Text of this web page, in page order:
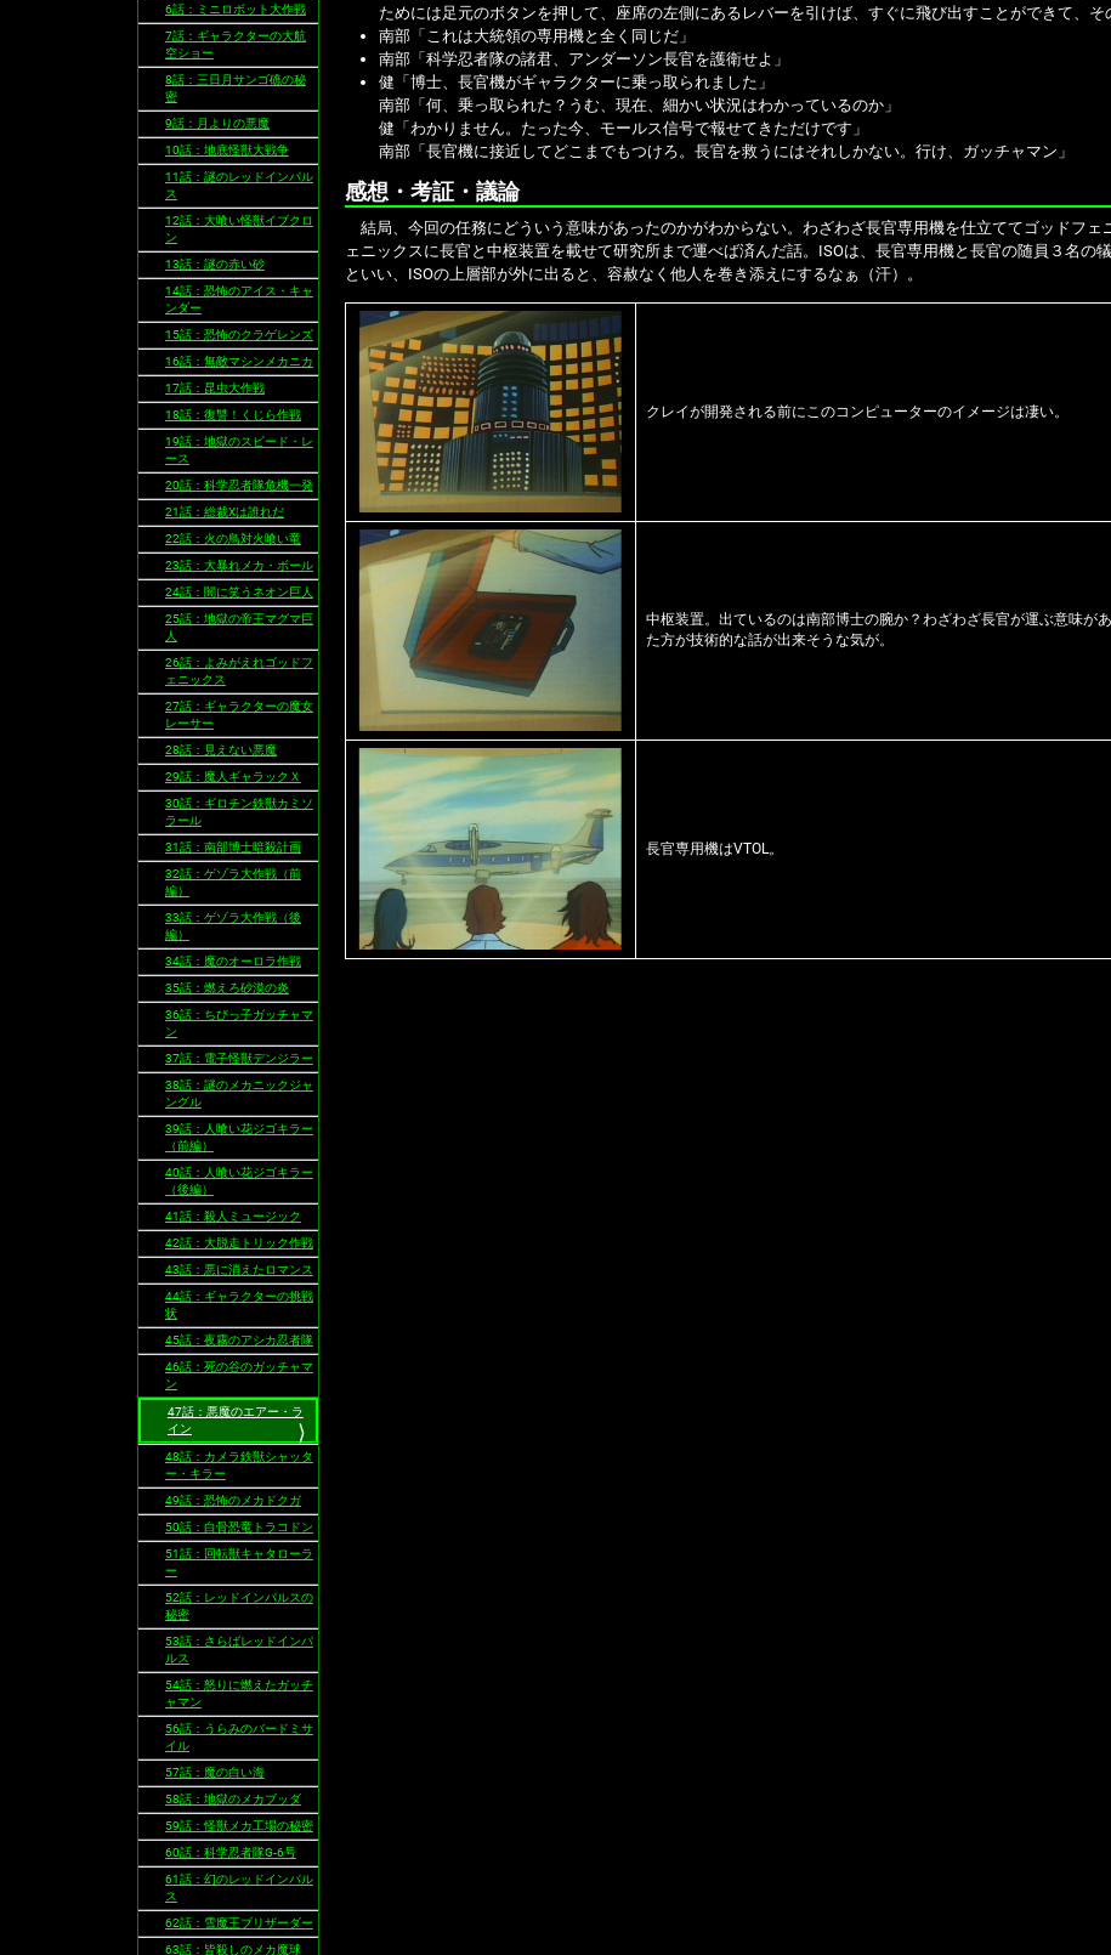
ためには足元のボタンを押して、座席の左側にあるレバーを引けば、すぐに飛び出すことができて、そ
南部「これは大統領の専用機と全く同じだ」
南部「科学忍者隊の諸君、アンダーソン長官を護衛せよ」
健「博士、長官機がギャラクターに乗っ取られました」
南部「何、乗っ取られた？うむ、現在、細かい状況はわかっているのか」
健「わかりません。たった今、モールス信号で報せてきただけです」
南部「長官機に接近してどこまでもつけろ。長官を救うにはそれしかない。行け、ガッチャマン」
感想・考証・議論
結局、今回の任務にどういう意味があったのかがわからない。わざわざ長官専用機を仕立ててゴッドフ
ェニックスに長官と中枢装置を載せて研究所まで運べば済んだ話。ISOは、長官専用機と長官の随員３名の
といい、ISOの上層部が外に出ると、容赦なく他人を巻き添えにするなぁ（汗）。
クレイが開発される前にこのコンピューターのイメージは凄い。
中枢装置。出ているのは南部博士の腕か？わざわざ長官が運ぶ意味が
た方が技術的な話が出来そうな気が。
長官専用機はVTOL。
6話：ミニロボット大作戦
7話：ギャラクターの大航
空ショー
8話：三日月サンゴ礁の秘
密
9話：月よりの悪魔
10話：地底怪獣大戦争
11話：謎のレッドインパル
ス
12話：大喰い怪獣イブクロ
ン
13話：謎の赤い砂
14話：恐怖のアイス・キャ
ンダー
15話：恐怖のクラゲレンズ
16話：無敵マシンメカニカ
17話：昆虫大作戦
18話：復讐！くじら作戦
19話：地獄のスピード・レ
ース
20話：科学忍者隊危機一発
21話：総裁Xは誰れだ
22話：火の鳥対火喰い竜
23話：大暴れメカ・ボール
24話：闇に笑うネオン巨人
25話：地獄の帝王マグマ巨
人
26話：よみがえれゴッドフ
ェニックス
27話：ギャラクターの魔女
レーサー
28話：見えない悪魔
29話：魔人ギャラックＸ
30話：ギロチン鉄獣カミソ
ラール
31話：南部博士暗殺計画
32話：ゲゾラ大作戦（前
編）
33話：ゲゾラ大作戦（後
編）
34話：魔のオーロラ作戦
35話：燃えろ砂漠の炎
36話：ちびっ子ガッチャマ
ン
37話：電子怪獣デンジラー
38話：謎のメカニックジャ
ングル
39話：人喰い花ジゴキラー
（前編）
40話：人喰い花ジゴキラー
（後編）
41話：殺人ミュージック
42話：大脱走トリック作戦
43話：悪に消えたロマンス
44話：ギャラクターの挑戦
状
45話：夜霧のアシカ忍者隊
46話：死の谷のガッチャマ
ン
47話：悪魔のエアー・ラ
イン
48話：カメラ鉄獣シャッタ
ー・キラー
49話：恐怖のメカドクガ
50話：白骨恐竜トラコドン
51話：回転獣キャタローラ
ー
52話：レッドインパルスの
秘密
53話：さらばレッドインパ
ルス
54話：怒りに燃えたガッチ
ャマン
56話：うらみのバードミサ
イル
57話：魔の白い海
58話：地獄のメカブッダ
59話：怪獣メカ工場の秘密
60話：科学忍者隊G-6号
61話：幻のレッドインパル
ス
62話：雪魔王ブリザーダー
63話：皆殺しのメカ魔球